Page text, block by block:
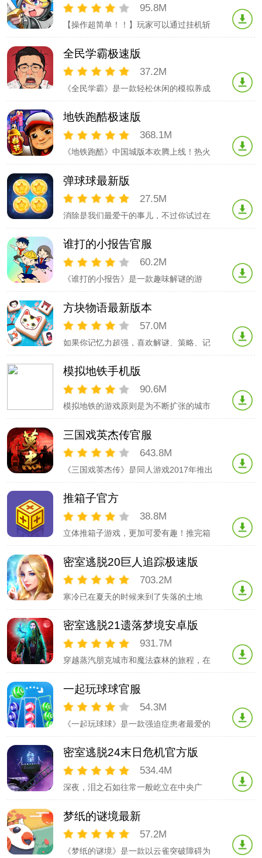
融合，并使周围的水滴变大或者再次爆
准:使游戏界面上的所有水滴消失即可进入
95.8M
【操作超简单！！】玩家可以通过挂机斩
类丰富的装备，完成奖励丰厚的任务。
【记得提升自己啊！！】各种角色技能搭
配，华丽的操作，胜负就在一瞬之间。升
世界！【惊险的BOSS战！！】讨伐魔王
全民学霸极速版
37.2M
《全民学霸》是一款轻松休闲的模拟养成
色，拓展学校的师资力量，培养学生的各
项能力，让学生不断进步，最终考上心仪
的院校！打造属于你的校园学霸！
地铁跑酷极速版
368.1M
《地铁跑酷》中国城版本欢腾上线！热火
子【龙焱】脚踩滑板【火灵兽罗盘】身背
【麻辣小龙虾】，带你开启全新美食地图
—赛博中国城。数字科技与传统文化碰撞
不暇接，全新玩法不落地挑战赛盛大开
弹球球最新版
27.5M
消除是我们最爱干的事儿，不过你试过在
同时有多重道具供你使用哦，快来试试看
吧！！
谁打的小报告官服
60.2M
《谁打的小报告》是一款趣味解谜的游
对应的信息，找到到底是那个人向老师打
小报告。游戏主要是通过对话方式与玩家
进行交互获取线索找到打小报告的人。
方块物语最新版本
57.0M
如果你记忆力超强，喜欢解谜、策略、记
碰，或者解谜消除游戏，此款方块物语不
容错过哦！游戏速度节奏快，画面清晰可
爱，是一场手速与眼力的大比拼，快来挑
有一个收集框，一共能够放下7颗和风方
模拟地铁手机版
90.6M
模拟地铁的游戏原则是为不断扩张的城市
间划线便可连接管路，让车厢穿梭其间。
在新站点出现时，及时修改线路规划，不
断提高运输效率。在有限的经费、资源面
步呢？
三国戏英杰传官服
643.8M
《三国戏英杰传》是同人游戏2017年推出
战棋MOD《续英杰传》为蓝本重新制作而
成。同时融入了角色扮演、历史模拟、战
争策略等玩法。游戏以三国时代汉室后裔
到自立昭烈帝的故事。讨伐董卓、三英战
推箱子官方
38.8M
立体推箱子游戏，更加可爱有趣！推完箱
往直前的推吧，越往后越难，一起来挑战
试试吧！遇到难关千万不要气馁哦！
密室逃脱20巨人追踪极速版
703.2M
寒冷已在夏天的时候来到了失落的土地
园，而结冰威胁着他们的生命。长老说，
冰冻的山精神的觉醒，但他们错了。真正
的原因深藏在古老的失落的土地历史上，
突如其来的冬天的源头，帮助她把温暖带
密室逃脱21遗落梦境安卓版
931.7M
穿越蒸汽朋克城市和魔法森林的旅程，在
败反对皇室的阴谋！免费尝试这个游戏，
从应用程序内解锁完整的冒险。这个冒险
游戏的主要特点：★在蒸汽朋克环境中进
险★发现各种隐藏对象模式★掌握匹配和
一起玩球球官服
54.3M
《一起玩球球》是一款强迫症患者最爱的
松一下。玩家将对球球世界里的彩色球球
进行整理，将相同颜色的球整理到同一个
瓶子里，使混乱的状态归为有序，呈现出
作，把相同颜色的小球整理到一起-单机小
密室逃脱24末日危机官方版
534.4M
深夜，泪之石如往常一般屹立在中央广
才如此安详和寂静。神秘的黑衣人突然盗
走它的心脏，掉落的叶片预示着泪之石的
能量逐渐消逝！寻回心脏刻不容缓！黑衣
庞大的组织？踏上征程之前，为何教授先
梦纸的谜境最新
57.2M
《梦纸的谜境》是一款以云雀突破障碍为